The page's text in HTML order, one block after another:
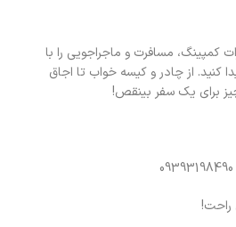
کمپینگ، مسافرت و ماجراجویی را با
کنید. از چادر و کیسه خواب تا اجاق
برای یک سفر بینقص!
راحت!